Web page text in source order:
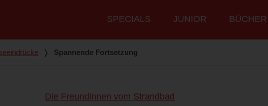
Hauptmenü
SPECIALS JUNIOR BÜCHER
❭ Spannende Fortsetzung
Die Freundinnen vom Strandbad